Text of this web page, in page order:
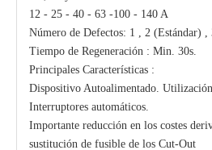
12 - 25 - 40 - 63 -100 - 140 A
Número de Defectos: 1 , 2 (Estándar) ,
Tiempo de Regeneración : Min. 30s.
Principales Características :
Dispositivo Autoalimentado.
Interruptores automáticos.
Importante reducción en los costes
sustitución de fusible de los Cut-Out